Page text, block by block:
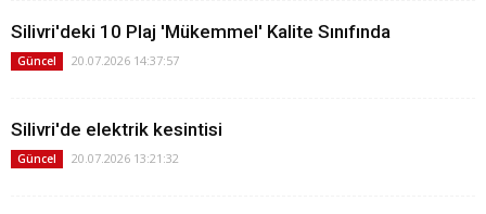
Silivri'deki 10 Plaj 'Mükemmel' Kalite Sınıfında
Güncel 20.07.2026 14:37:57
Silivri'de elektrik kesintisi
Güncel 20.07.2026 13:21:32